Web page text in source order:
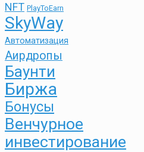
NFT PlayToEarn
SkyWay
Автоматизация
Аирдропы
Баунти
Биржа
Бонусы
Венчурное
инвестирование